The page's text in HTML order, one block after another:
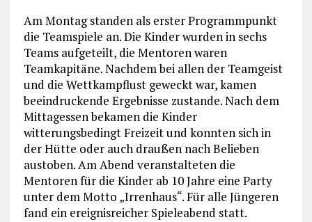
Am Montag standen als erster Programmpunkt
die Teamspiele an. Die Kinder wurden in sechs
Teams aufgeteilt, die Mentoren waren
Teamkapitäne. Nachdem bei allen der Teamgeist
und die Wettkampflust geweckt war, kamen
beeindruckende Ergebnisse zustande. Nach dem
Mittagessen bekamen die Kinder
witterungsbedingt Freizeit und konnten sich in
der Hütte oder auch draußen nach Belieben
austoben. Am Abend veranstalteten die
Mentoren für die Kinder ab 10 Jahre eine Party
unter dem Motto „Irrenhaus“. Für alle Jüngeren
fand ein ereignisreicher Spieleabend statt.